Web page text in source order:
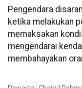
Pengendara
ketika melakukan
memaksakan
mengendarai
membahayakan